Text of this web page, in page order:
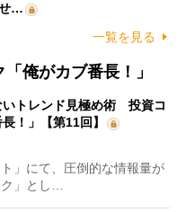
…
一覧を見る
俺がカブ番長！」
いトレンド見極め術 投資コ
！」【第11回】
」にて、圧倒的な情報量が
ク」とし…